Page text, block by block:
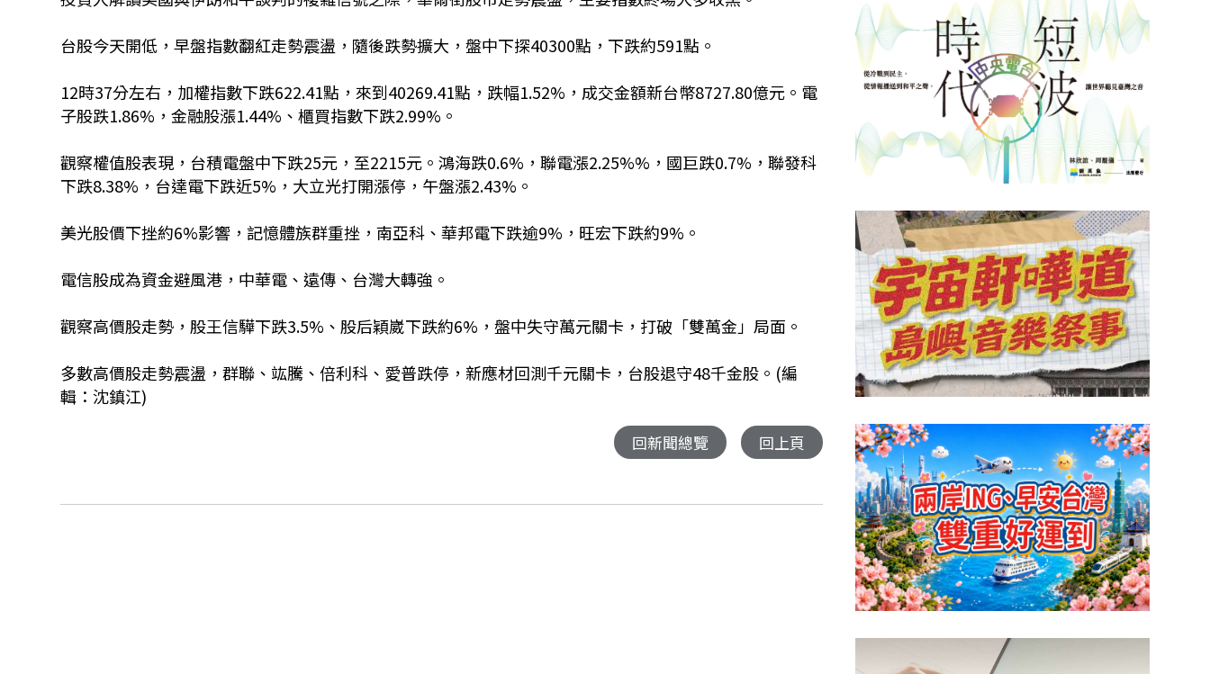
台股今天開低，早盤指數翻紅走勢震盪，隨後跌勢擴大，盤中下探40300點，下跌約591點。
12時37分左右，加權指數下跌622.41點，來到40269.41點，跌幅1.52%，成交金額新台幣8727.80億元。電
子股跌1.86%，金融股漲1.44%、櫃買指數下跌2.99%。
觀察權值股表現，台積電盤中下跌25元，至2215元。鴻海跌0.6%，聯電漲2.25%%，國巨跌0.7%，聯發科
下跌8.38%，台達電下跌近5%，大立光打開漲停，午盤漲2.43%。
美光股價下挫約6%影響，記憶體族群重挫，南亞科、華邦電下跌逾9%，旺宏下跌約9%。
電信股成為資金避風港，中華電、遠傳、台灣大轉強。
觀察高價股走勢，股王信驊下跌3.5%、股后穎崴下跌約6%，盤中失守萬元關卡，打破「雙萬金」局面。
多數高價股走勢震盪，群聯、竑騰、倍利科、愛普跌停，新應材回測千元關卡，台股退守48千金股。(編
輯：沈鎮江)
回新聞總覽 回上頁